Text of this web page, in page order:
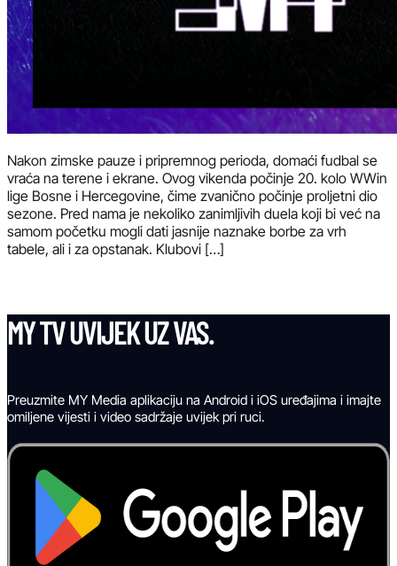
Nakon zimske pauze i pripremnog perioda, domaći fudbal se
vraća na terene i ekrane. Ovog vikenda počinje 20. kolo WWin
lige Bosne i Hercegovine, čime zvanično počinje proljetni dio
sezone. Pred nama je nekoliko zanimljivih duela koji bi već na
samom početku mogli dati jasnije naznake borbe za vrh
tabele, ali i za opstanak. Klubovi […]
MY TV UVIJEK UZ VAS.
Preuzmite MY Media aplikaciju na Android i iOS uređajima i imajte
omiljene vijesti i video sadržaje uvijek pri ruci.